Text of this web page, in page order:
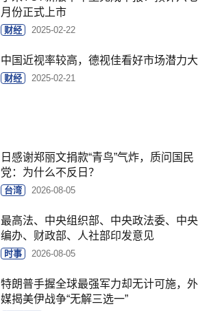
月份正式上市
财经 2025-02-22
中国近视率较高，德视佳看好市场潜力大
财经 2025-02-21
日感谢郑丽文捐款“青鸟”气炸，质问国民
党：为什么不反日？
台湾 2026-08-05
最高法、中央组织部、中央政法委、中央
编办、财政部、人社部印发意见
时事 2026-08-05
特朗普手握全球最强军力却无计可施，外
媒揭美伊战争“无解三选一”